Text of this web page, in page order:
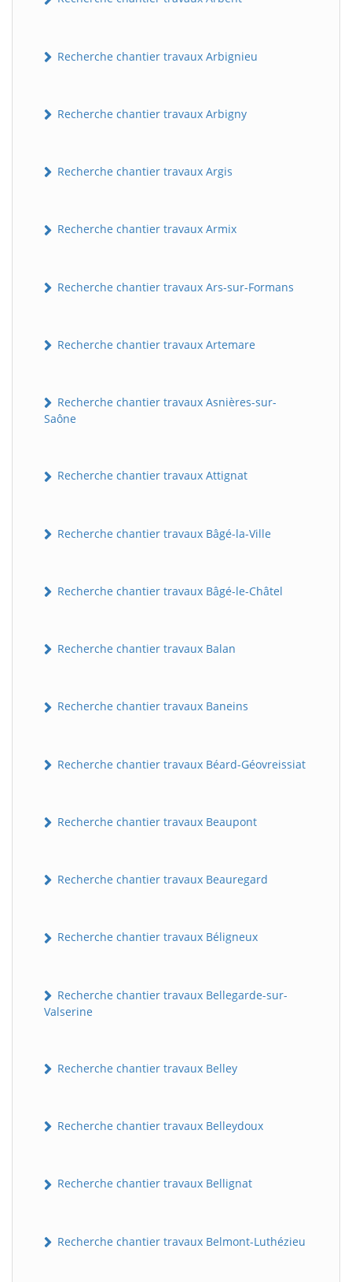
Recherche chantier travaux Arbignieu
Recherche chantier travaux Arbigny
Recherche chantier travaux Argis
Recherche chantier travaux Armix
Recherche chantier travaux Ars-sur-Formans
Recherche chantier travaux Artemare
Recherche chantier travaux Asnières-sur-
Saône
Recherche chantier travaux Attignat
Recherche chantier travaux Bâgé-la-Ville
Recherche chantier travaux Bâgé-le-Châtel
Recherche chantier travaux Balan
Recherche chantier travaux Baneins
Recherche chantier travaux Béard-Géovreissiat
Recherche chantier travaux Beaupont
Recherche chantier travaux Beauregard
Recherche chantier travaux Béligneux
Recherche chantier travaux Bellegarde-sur-
Valserine
Recherche chantier travaux Belley
Recherche chantier travaux Belleydoux
Recherche chantier travaux Bellignat
Recherche chantier travaux Belmont-Luthézieu